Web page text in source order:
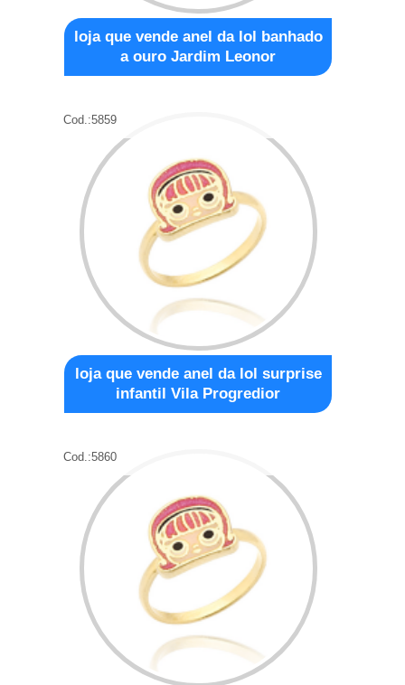
loja que vende anel da lol banhado
a ouro Jardim Leonor
Cod.:5859
loja que vende anel da lol surprise
infantil Vila Progredior
Cod.:5860